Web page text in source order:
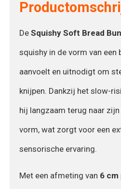
De Squishy Soft Bread Bun
squishy in de vorm van
aanvoelt en uitnodigt om
knijpen. Dankzij het slow-
hij langzaam terug naar
vorm, wat zorgt voor een
sensorische ervaring.
Met een afmeting van 6 cm